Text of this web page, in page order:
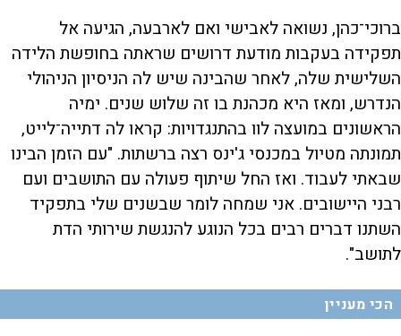
ברוכי־כהן, נשואה לאבישי ואם לארבעה, הגיעה אל
תפקידה בעקבות מודעת דרושים שראתה בחופשת הלידה
השלישית שלה, לאחר שהבינה שיש לה הניסיון הניהולי
הנדרש, ומאז היא מכהנת בו זה שלוש שנים. ימיה
הראשונים במועצה לוו בהתנגדויות: קראו לה דתייה־לייט,
תמונתה מטיול במכנסי ג'ינס רצה ברשתות. "עם הזמן הבינו
שבאתי לעבוד. ואז החל שיתוף פעולה עם התושבים ועם
רבני היישובים. אני שמחה לומר שבשנים שלי בתפקיד
השתנו דברים רבים בכל הנוגע להנגשת שירותי הדת
לתושב".
הכי מעניין